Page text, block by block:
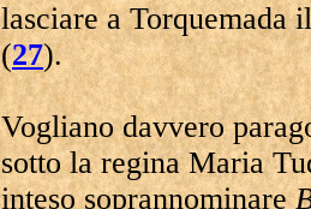
lasciare a Torquemada
(27).
Vogliano davvero
sotto la regina Maria
inteso soprannominare